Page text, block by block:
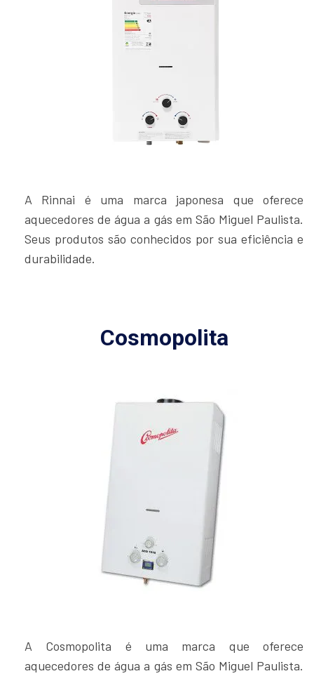
A Rinnai é uma marca japonesa que oferece
aquecedores de água a gás em São Miguel Paulista.
Seus produtos são conhecidos por sua eficiência e
durabilidade.
Cosmopolita
A Cosmopolita é uma marca que oferece
aquecedores de água a gás em São Miguel Paulista.